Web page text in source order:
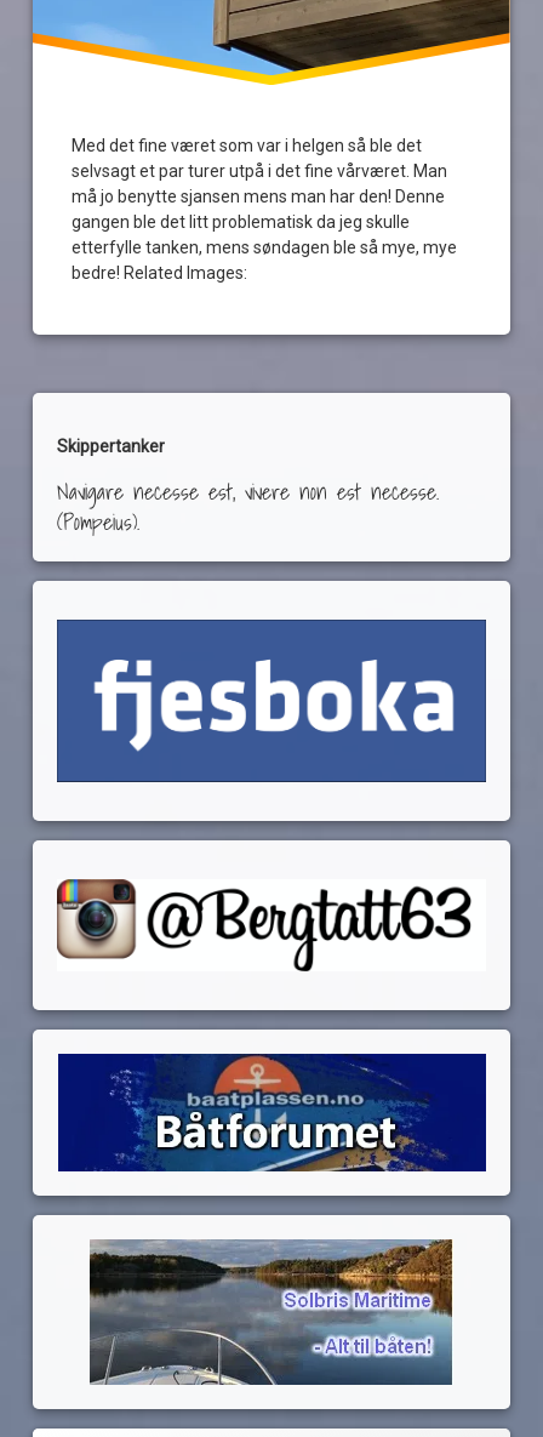
Med det fine været som var i helgen så ble det
selvsagt et par turer utpå i det fine vårværet. Man
må jo benytte sjansen mens man har den! Denne
gangen ble det litt problematisk da jeg skulle
etterfylle tanken, mens søndagen ble så mye, mye
bedre! Related Images:
Skippertanker
Navigare necesse est, vivere non est necesse.
(Pompeius).